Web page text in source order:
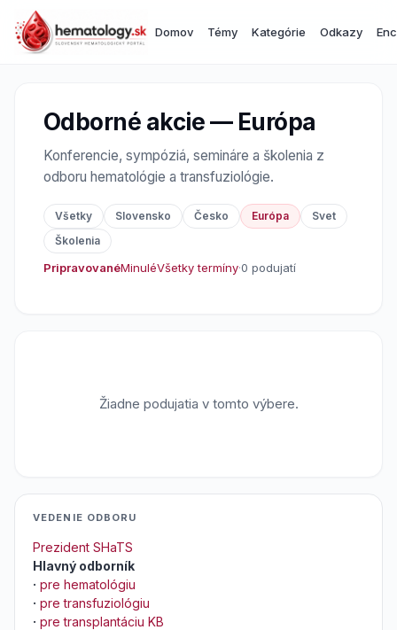
Domov Témy Kategórie Odkazy
Odborné akcie — Európa
Konferencie, sympóziá, semináre a školenia z
odboru hematológie a transfuziológie.
Všetky Slovensko Česko Európa
Svet
Školenia
PripravovanéMinuléVšetky termíny·0 podujatí
Žiadne podujatia v tomto výbere.
VEDENIE ODBORU
Prezident SHaTS
Hlavný odborník
· pre hematológiu
· pre transfuziológiu
· pre transplantáciu KB